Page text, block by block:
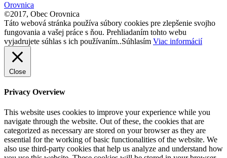
Orovnica
©2017, Obec Orovnica
Táto webová stránka používa súbory cookies pre zlepšenie svojho
fungovania a vašej práce s ňou. Prehliadaním tohto webu
vyjadrujete súhlas s ich používaním..Súhlasím Viac informácií
Close
Privacy Overview
This website uses cookies to improve your experience while you
navigate through the website. Out of these, the cookies that are
categorized as necessary are stored on your browser as they are
essential for the working of basic functionalities of the website. We
also use third-party cookies that help us analyze and understand how